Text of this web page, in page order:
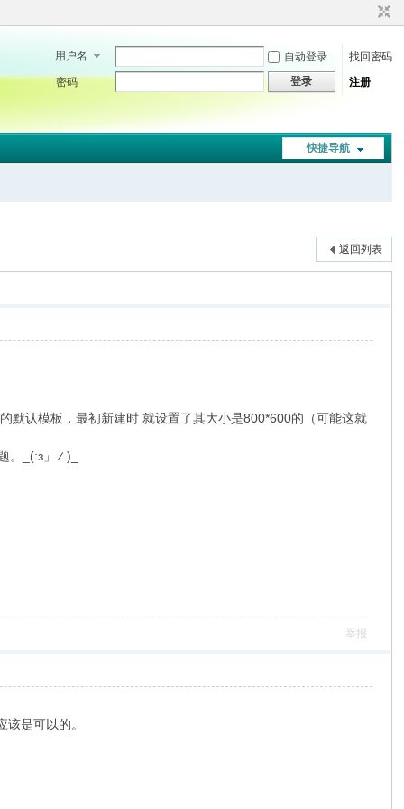
用户名 自动登录
找回密码
密码
登录 注册
快捷导航
返回列表
默认模板，最初新建时 就设置了其大小是800*600的（可能这就
。_(:з」∠)_
举报
该是可以的。